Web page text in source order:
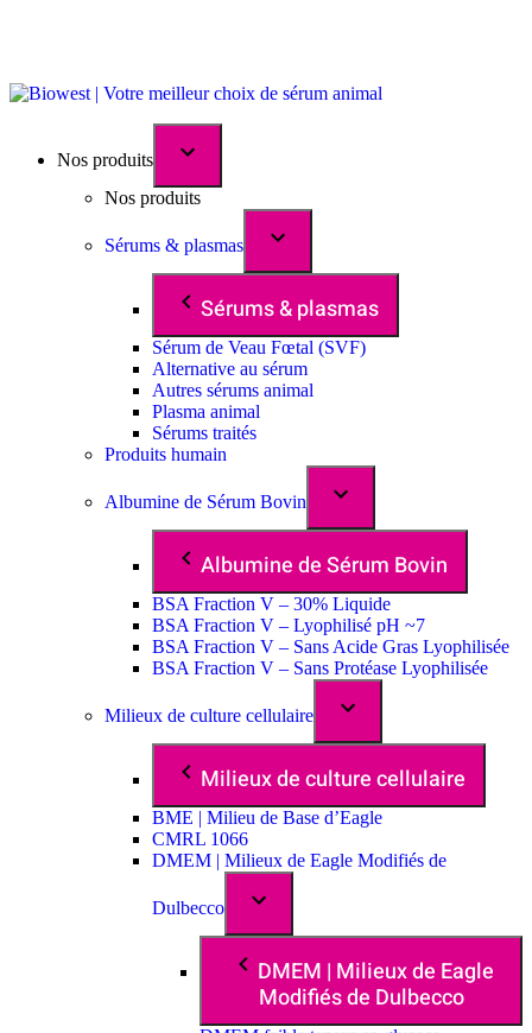
Nos produits
Nos produits
Sérums & plasmas
Sérums & plasmas
Sérum de Veau Fœtal (SVF)
Alternative au sérum
Autres sérums animal
Plasma animal
Sérums traités
Produits humain
Albumine de Sérum Bovin
Albumine de Sérum Bovin
BSA Fraction V – 30% Liquide
BSA Fraction V – Lyophilisé pH ~7
BSA Fraction V – Sans Acide Gras Lyophilisée
BSA Fraction V – Sans Protéase Lyophilisée
Milieux de culture cellulaire
Milieux de culture cellulaire
BME | Milieu de Base d’Eagle
CMRL 1066
DMEM | Milieux de Eagle Modifiés de
Dulbecco
DMEM | Milieux de Eagle
Modifiés de Dulbecco